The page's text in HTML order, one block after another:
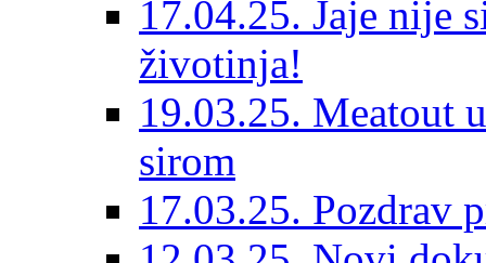
17.04.25. Jaje nije
životinja!
19.03.25. Meatout
sirom
17.03.25. Pozdrav